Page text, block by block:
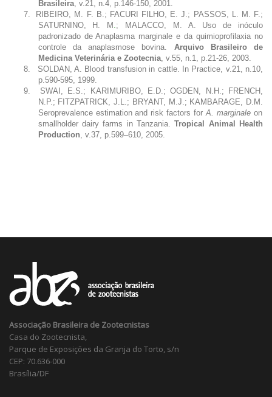
Brasileira, v.21, n.4, p.146-150, 2001.
7.
RIBEIRO, M. F. B.; FACURI FILHO, E. J.; PASSOS, L. M. F.;
SATURNINO, H. M .; MALACCO, M. A. Uso de inóculo
padronizado de Anaplasma marginale e da quimioprofilaxia no
controle da anaplasmose bovina. Arquivo Brasileiro de
Medicina Veterinária e Zootecnia, v.55, n.1, p.21-26, 2003.
8.
SOLDAN, A. Blood transfusion in cattle. In Practice, v.21, n.10,
p.590-595, 1999.
9.
SWAI, E.S.; KARIMURIBO, E.D.; OGDEN, N.H.; FRENCH,
N.P.; FITZPATRICK, J.L.; BRYANT, M.J.; KAMBARAGE, D.M.
Seroprevalence estimation and risk factors forA. marginale on
smallholder dairy farms in Tanzania.Tropical Animal Health
Production, v.37, p.599–610, 2005.
Associação Brasileira de Zootecnistas
Casa do Zootecnista,
Parque de Exposições da Granja do Torto, s/n
CEP: 70.636-000
Brasília/DF